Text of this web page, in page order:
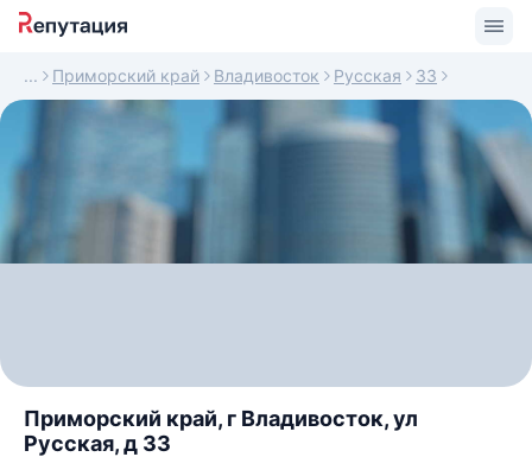
Приморский край Владивосток Русская 33
Приморский край, г Владивосток, ул
Русская, д 33